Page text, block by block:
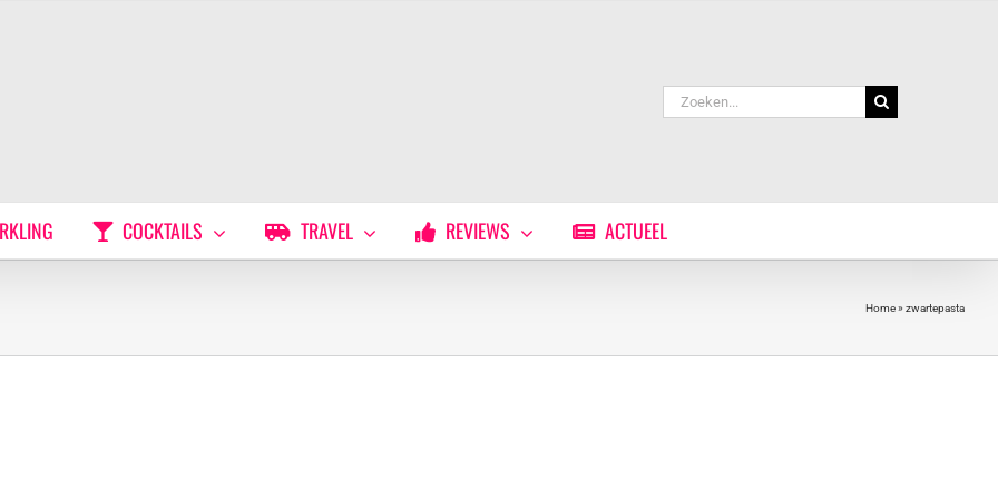
Zoeken
naar:
COCKTAILS TRAVEL REVIEWS ACTUEEL
Home» zwartepasta